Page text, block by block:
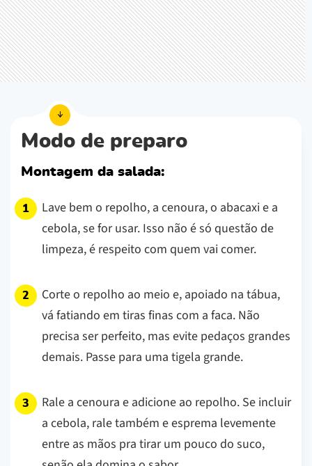
Modo de preparo
Montagem da salada:
Lave bem o repolho, a cenoura, o abacaxi e a
cebola, se for usar. Isso não é só questão de
limpeza, é respeito com quem vai comer.
Corte o repolho ao meio e, apoiado na tábua,
vá fatiando em tiras finas com a faca. Não
precisa ser perfeito, mas evite pedaços grandes
demais. Passe para uma tigela grande.
Rale a cenoura e adicione ao repolho. Se incluir
a cebola, rale também e esprema levemente
entre as mãos pra tirar um pouco do suco,